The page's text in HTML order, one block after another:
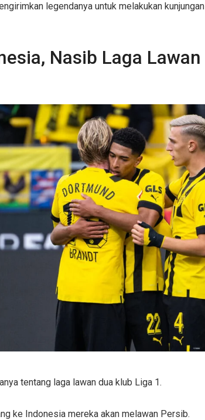
legendanya untuk melakukan
Nasib Laga Lawan
tentang laga lawan dua klub Liga 1.
ke Indonesia mereka akan melawan Persib.